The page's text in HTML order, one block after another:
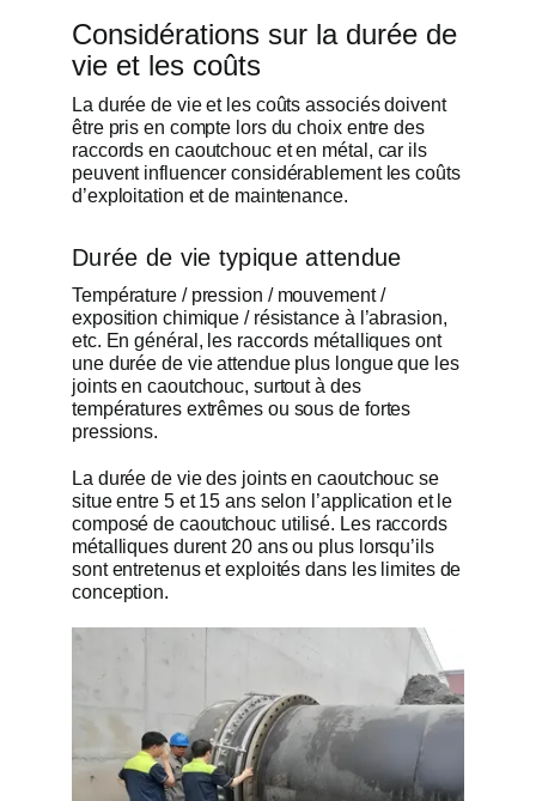
Considérations sur la durée de
vie et les coûts
La durée de vie et les coûts associés doivent
être pris en compte lors du choix entre des
raccords en caoutchouc et en métal, car ils
peuvent influencer considérablement les coûts
d’exploitation et de maintenance.
Durée de vie typique attendue
Température / pression / mouvement /
exposition chimique / résistance à l’abrasion,
etc. En général, les raccords métalliques ont
une durée de vie attendue plus longue que les
joints en caoutchouc, surtout à des
températures extrêmes ou sous de fortes
pressions.
La durée de vie des joints en caoutchouc se
situe entre 5 et 15 ans selon l’application et le
composé de caoutchouc utilisé. Les raccords
métalliques durent 20 ans ou plus lorsqu’ils
sont entretenus et exploités dans les limites de
conception.